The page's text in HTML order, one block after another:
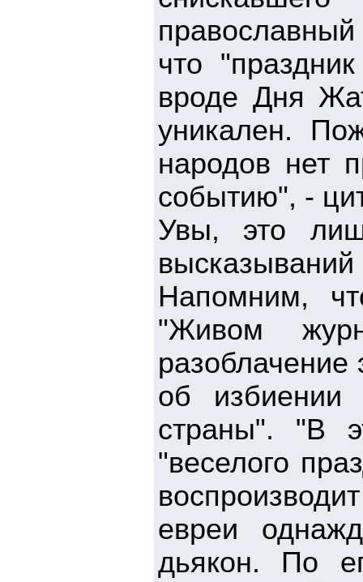
что
вроде Дня
уникален.
народов нет
событию", -
Увы, это
Напомним,
"Живом
об избиении
страны". "В
"веселого
евреи
дьякон. По